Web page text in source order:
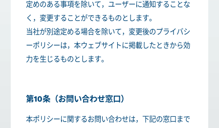
定めのある事項を除いて，ユーザーに通知することな
く，変更することができるものとします。
当社が別途定める場合を除いて，変更後のプライバシ
ーポリシーは，本ウェブサイトに掲載したときから効
力を生じるものとします。
第10条（お問い合わせ窓口）
本ポリシーに関するお問い合わせは，下記の窓口まで